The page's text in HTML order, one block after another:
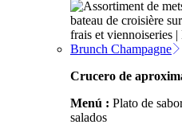
Brunch Champagne
Crucero de
Menú : Plato de
salados